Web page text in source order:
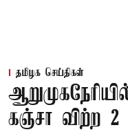
தமிழக செய்திகள்
கஞ்சா விற்ற 2